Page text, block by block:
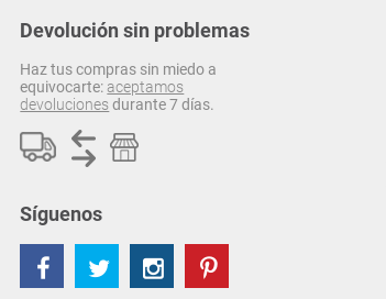
Devolución sin problemas
Haz tus compras sin miedo a
equivocarte:aceptamos
devolucionesdurante 7 días.
Síguenos